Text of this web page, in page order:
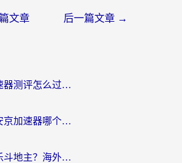
文章 后一篇文章 →
无畏契约海外加速器测评怎么过？海外玩家亲测实用指南（附小众技巧）
在国外决战！平安京加速器哪个好用一点？老玩家亲测番茄加速器全解析
加拿大怎么玩欢乐斗地主？海外党国服游戏加速终极指南（附绝地求生未来之役300英雄实测）